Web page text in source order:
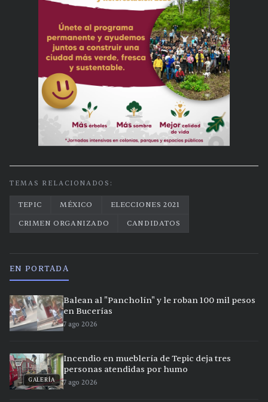
TEMAS RELACIONADOS:
TEPIC MÉXICO
ELECCIONES 2021
CRIMEN ORGANIZADO
CANDIDATOS
EN PORTADA
Balean al "Pancholín" y le roban 100 mil pesos
en Bucerías
7 ago 2026
GALERÍA
Incendio en mueblería de Tepic deja tres
personas atendidas por humo
7 ago 2026